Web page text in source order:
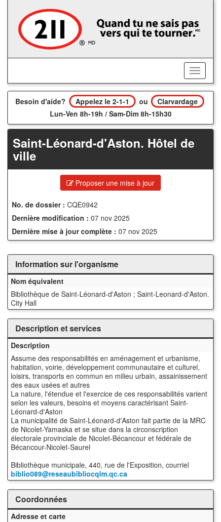
contenu
principal
Activer/
le
menu
Besoin d'aide? Appelez le 2-1-1 ou
Clarvardage
Lun-Ven 8h-19h / Sam-Dim 8h-15h30
Saint-Léonard-d'Aston. Hôtel de
ville
Proposer une mise à jour
No. de dossier : CQE0942
Dernière modification : 07 nov 2025
Dernière mise à jour complète : 07 nov 2025
Information sur l'organisme
Nom équivalent
Bibliothèque de Saint-Léonard-d'Aston ; Saint-Leonard-d'Aston.
City Hall
Description et services
Description
Assume des responsabilités en aménagement et urbanisme,
habitation, voirie, développement communautaire et culturel,
loisirs, transports en commun en milieu urbain, assainissement
des eaux usées et autres
La nature, l'étendue et l'exercice de ces responsabilités varient
selon les valeurs, besoins et moyens caractérisant Saint-
Léonard-d'Aston
La municipalité de Saint-Léonard-d'Aston fait partie de la MRC
de Nicolet-Yamaska et se situe dans la circonscription
électorale provinciale de Nicolet-Bécancour et fédérale de
Bécancour-Nicolet-Saurel
Bibliothèque municipale, 440, rue de l'Exposition, courriel
biblio089@reseaubibliocqlm.qc.ca
Coordonnées
Adresse et carte